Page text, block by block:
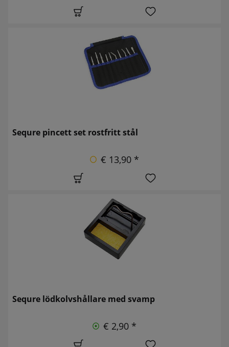
Sequre pincett set rostfritt stål
€ 13,90 *
Sequre lödkolvshållare med svamp
€ 2,90 *